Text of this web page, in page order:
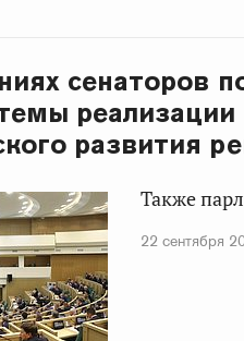
сенаторов
развития
Также
22 сентября